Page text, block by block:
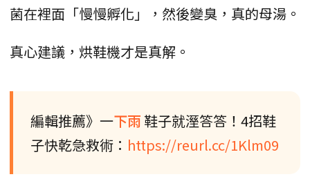
菌在裡面「慢慢孵化」，然後變臭，真的母湯。
真心建議，烘鞋機才是真解。
編輯推薦》一下雨 鞋子就溼答答！4招鞋
子快乾急救術： https://reurl.cc/1Klm09